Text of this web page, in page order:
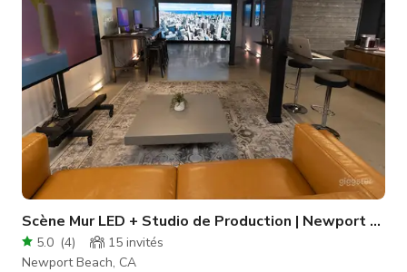
Scène Mur LED + Studio de Production | Newport
5.0 (4) 15 invités
Newport Beach, CA